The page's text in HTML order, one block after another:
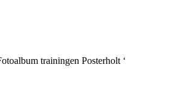
trainingen Posterholt ‘